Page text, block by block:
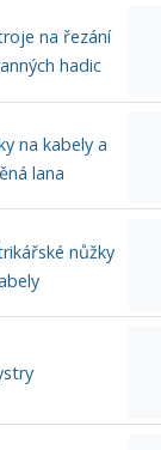
na řezání
hadic
na kabely a
lana
nůžky